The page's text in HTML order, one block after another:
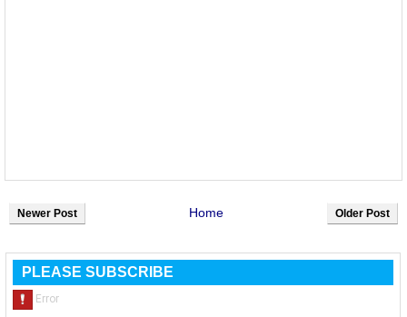
Newer Post Older Post
Home
PLEASE SUBSCRIBE